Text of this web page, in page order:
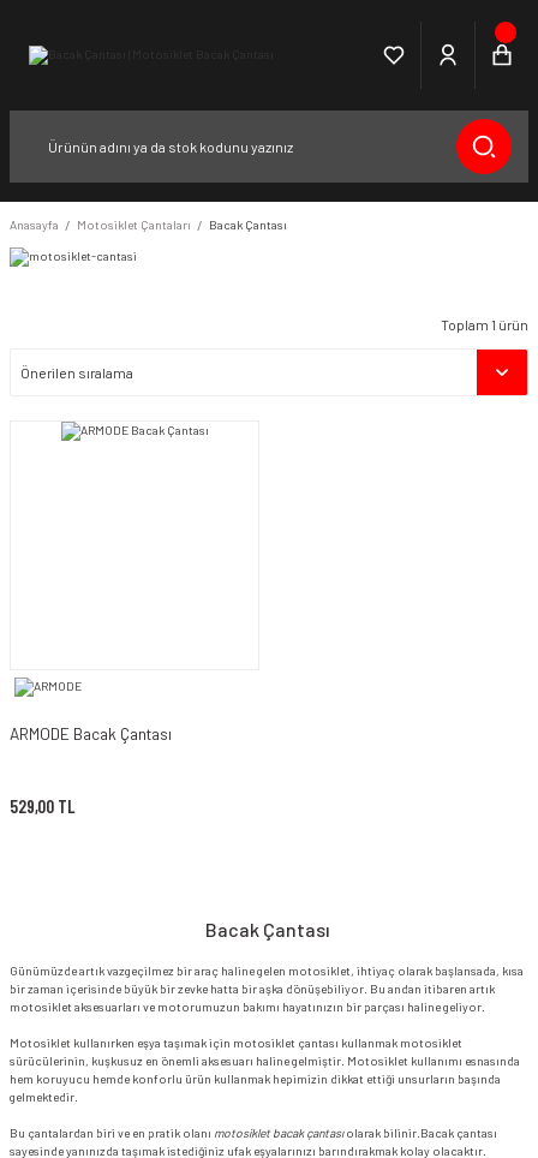
Anasayfa Motosiklet Çantaları Bacak Çantası
Toplam 1 ürün
ARMODE Bacak Çantası
529,00 TL
Bacak Çantası
Günümüzde artık vazgeçilmez bir araç haline gelen motosiklet, ihtiyaç olarak başlansada, kısa
bir zaman içerisinde büyük bir zevke hatta bir aşka dönüşebiliyor. Bu andan itibaren artık
motosiklet aksesuarları ve motorumuzun bakımı hayatınızın bir parçası haline geliyor.
Motosiklet kullanırken eşya taşımak için motosiklet çantası kullanmak motosiklet
sürücülerinin, kuşkusuz en önemli aksesuarı haline gelmiştir. Motosiklet kullanımı esnasında
hem koruyucu hemde konforlu ürün kullanmak hepimizin dikkat ettiği unsurların başında
gelmektedir.
Bu çantalardan biri ve en pratik olanı motosiklet bacak çantasıolarak bilinir.Bacak çantası
sayesinde yanınızda taşımak istediğiniz ufak eşyalarınızı barındırakmak kolay olacaktır.